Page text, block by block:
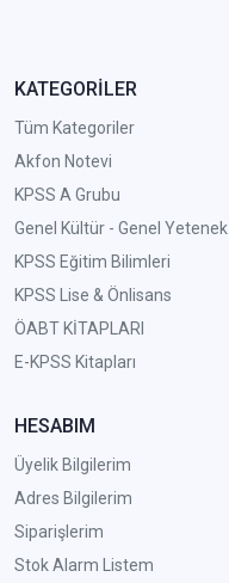
KATEGORİLER
Tüm Kategoriler
Akfon Notevi
KPSS A Grubu
Genel Kültür - Genel Yetenek
KPSS Eğitim Bilimleri
KPSS Lise & Önlisans
ÖABT KİTAPLARI
E-KPSS Kitapları
HESABIM
Üyelik Bilgilerim
Adres Bilgilerim
Siparişlerim
Stok Alarm Listem